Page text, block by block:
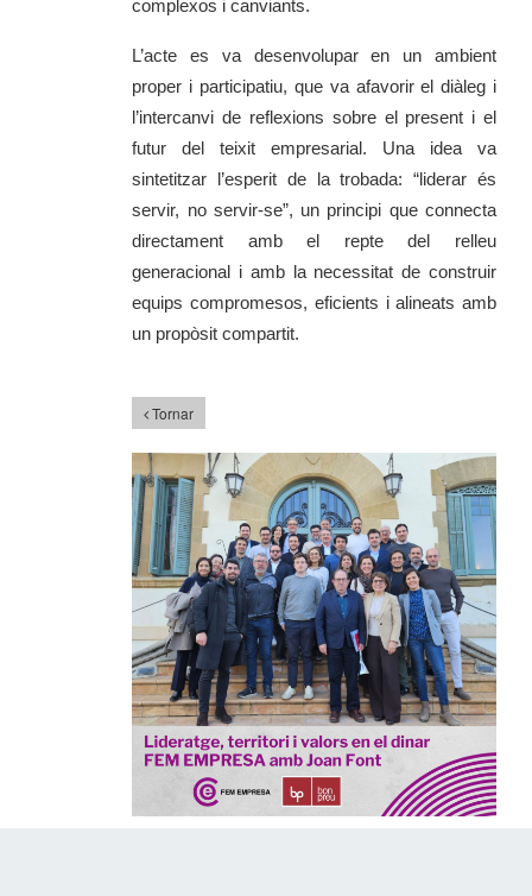
complexos i canviants.
L’acte es va desenvolupar en un ambient
proper i participatiu, que va afavorir el diàleg i
l’intercanvi de reflexions sobre el present i el
futur del teixit empresarial. Una idea va
sintetitzar l’esperit de la trobada: “liderar és
servir, no servir-se”, un principi que connecta
directament amb el repte del relleu
generacional i amb la necessitat de construir
equips compromesos, eficients i alineats amb
un propòsit compartit.
Tornar